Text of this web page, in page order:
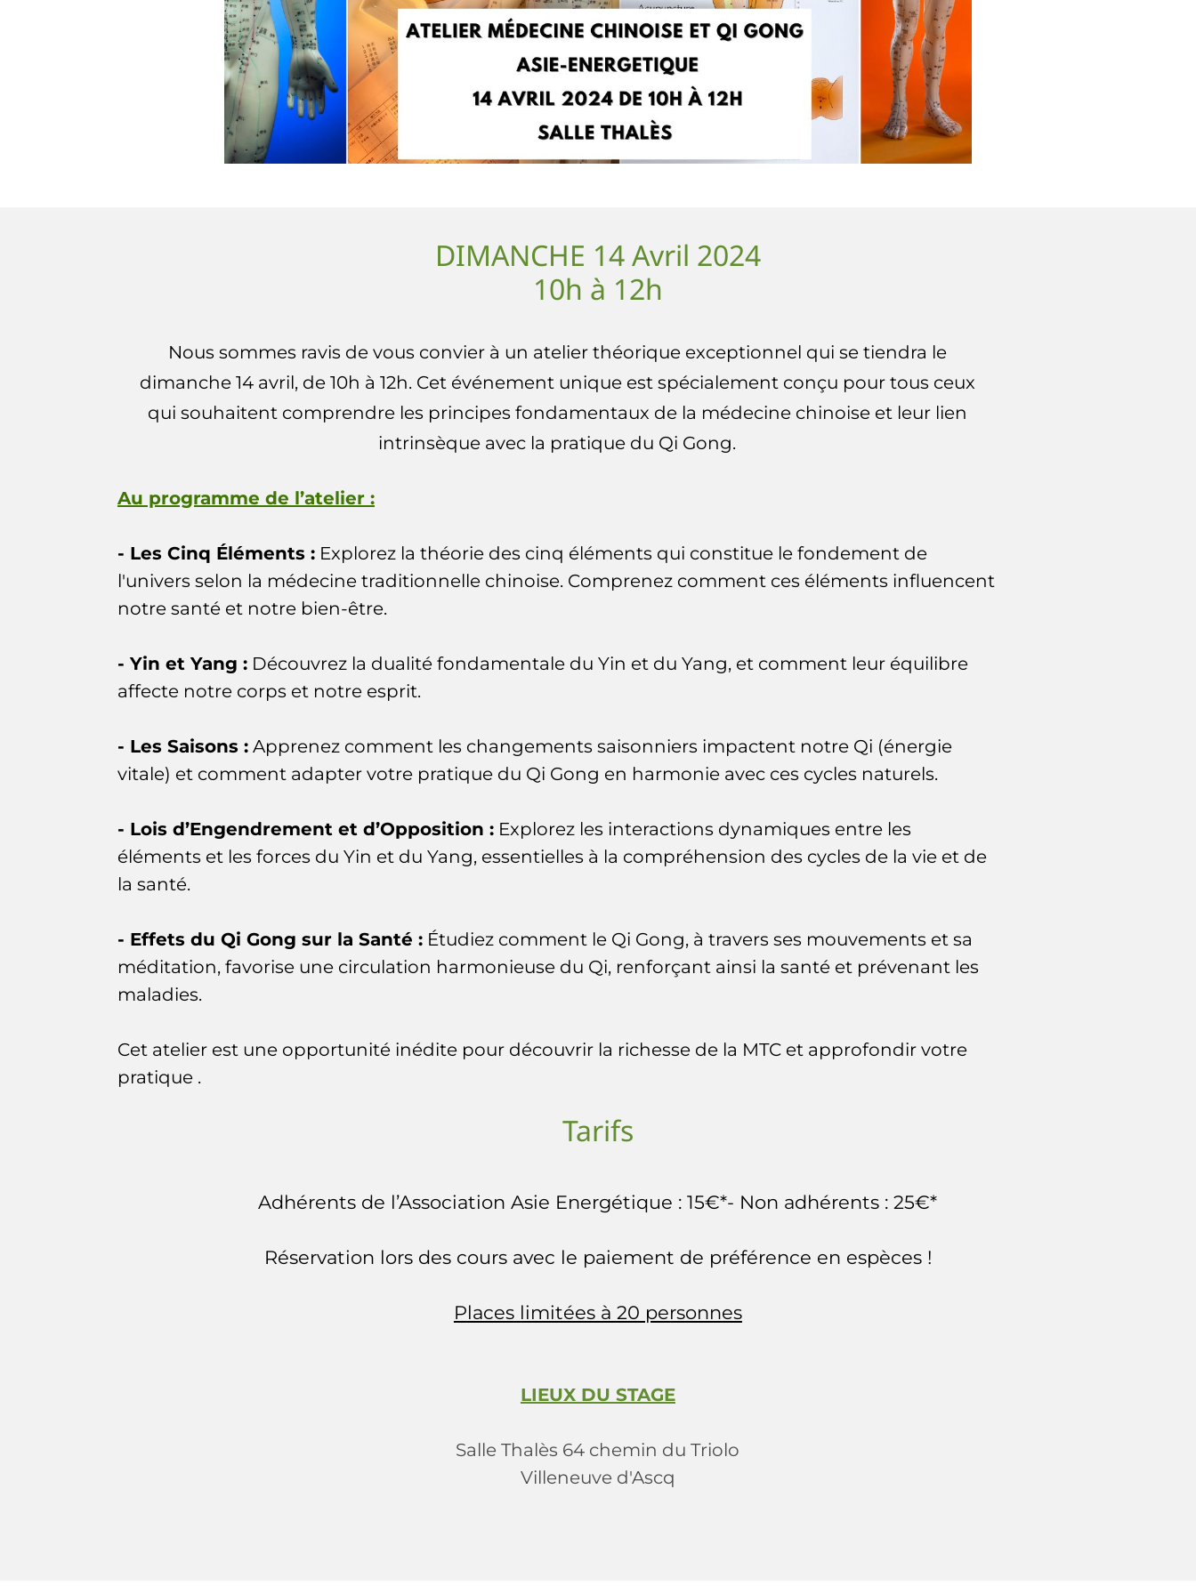
DIMANCHE 14 Avril 2024
10h à 12h
Nous sommes ravis de vous convier à un atelier théorique exceptionnel qui se tiendra le
dimanche 14 avril, de 10h à 12h. Cet événement unique est spécialement conçu pour tous ceux
qui souhaitent comprendre les principes fondamentaux de la médecine chinoise et leur lien
intrinsèque avec la pratique du Qi Gong.
Au programme de l’atelier :
- Les Cinq Éléments : Explorez la théorie des cinq éléments qui constitue le fondement de
l'univers selon la médecine traditionnelle chinoise. Comprenez comment ces éléments influencent
notre santé et notre bien-être.
- Yin et Yang : Découvrez la dualité fondamentale du Yin et du Yang, et comment leur équilibre
affecte notre corps et notre esprit.
- Les Saisons : Apprenez comment les changements saisonniers impactent notre Qi (énergie
vitale) et comment adapter votre pratique du Qi Gong en harmonie avec ces cycles naturels.
- Lois d’Engendrement et d’Opposition : Explorez les interactions dynamiques entre les
éléments et les forces du Yin et du Yang, essentielles à la compréhension des cycles de la vie et de
la santé.
- Effets du Qi Gong sur la Santé : Étudiez comment le Qi Gong, à travers ses mouvements et sa
méditation, favorise une circulation harmonieuse du Qi, renforçant ainsi la santé et prévenant les
maladies.
Cet atelier est une opportunité inédite pour découvrir la richesse de la MTC et approfondir votre
pratique .
Tarifs
Adhérents de l’Association Asie Energétique : 15€*- Non adhérents : 25€*
Réservation lors des cours avec le paiement de préférence en espèces !
Places limitées à 20 personnes
LIEUX DU STAGE
Salle Thalès 64 chemin du Triolo
Villeneuve d'Ascq